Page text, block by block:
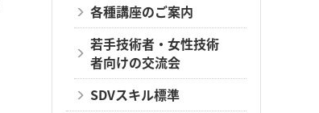
各種講座のご案内
若手技術者・女性技術
者向けの交流会
SDVスキル標準